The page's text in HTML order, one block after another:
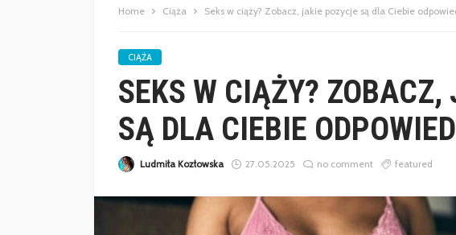
Home Ciąża Seks w ciąży? Zobacz, jakie pozycje są dla Ciebie
CIĄŻA
SEKS W CIĄŻY?
SĄ DLA CIEBIE
Ludmiła Kozłowska 27.05.2025 no comment featured